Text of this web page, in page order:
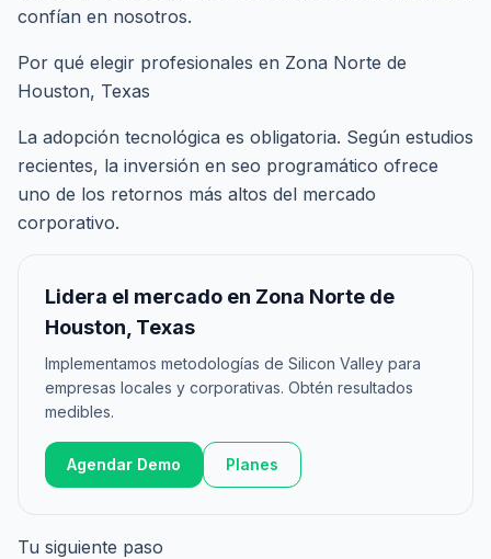
confían en nosotros.
Por qué elegir profesionales en Zona Norte de
Houston, Texas
La adopción tecnológica es obligatoria. Según estudios
recientes, la inversión en seo programático ofrece
uno de los retornos más altos del mercado
corporativo.
Lidera el mercado en Zona Norte de
Houston, Texas
Implementamos metodologías de Silicon Valley para
empresas locales y corporativas. Obtén resultados
medibles.
Agendar Demo Planes
Tu siguiente paso